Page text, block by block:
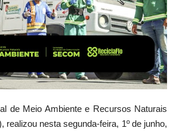
de Meio Ambiente e Recursos Naturais
realizou nesta segunda-feira, 1º de junho,